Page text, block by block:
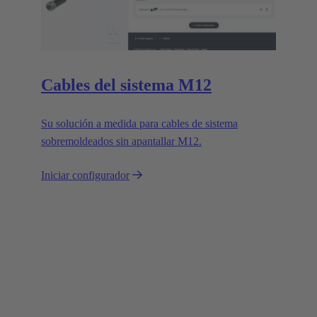
Cables del sistema M12
Su solución a medida para cables de sistema
sobremoldeados sin apantallar M12.
Iniciar configurador